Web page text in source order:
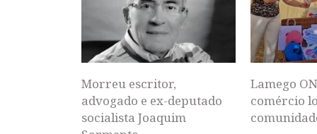
Morreu escritor,
advogado e ex-deputado
socialista Joaquim
Lamego
comércio